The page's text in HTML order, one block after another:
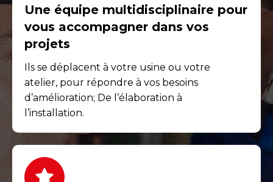
Une équipe multidisciplinaire pour
vous accompagner dans vos
projets
Ils se déplacent à votre usine ou votre
atelier, pour répondre à vos besoins
d’amélioration; De l’élaboration à
l’installation.